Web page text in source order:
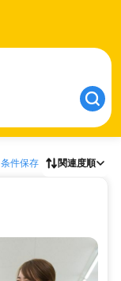
条件保存 関連度順